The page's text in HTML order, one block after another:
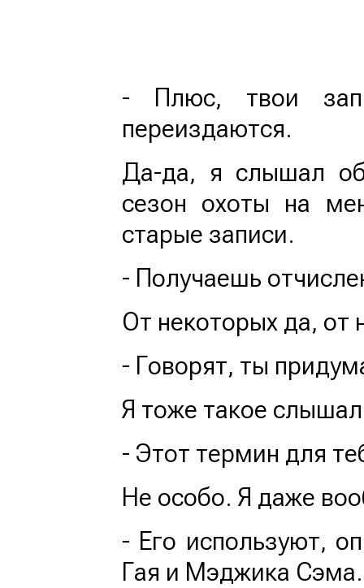
- Плюс, твои
переиздаются.
Да-да, я слышал
сезон охоты на
старые записи.
- Получаешь
От некоторых да, от
- Говорят, ты
Я тоже такое
- Этот термин для
Не особо. Я даже
- Его используют,
Гая и Мэджика Сэма.